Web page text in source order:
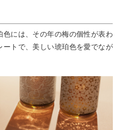
には、その年の梅の個性が表わ
トで、美しい琥珀色を愛でなが